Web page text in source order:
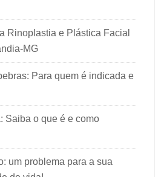
Rinoplastia e Plástica Facial
MG
Para quem é indicada e
Saiba o que é e como
um problema para a sua